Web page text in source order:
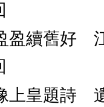
盈續舊好
上皇題詩